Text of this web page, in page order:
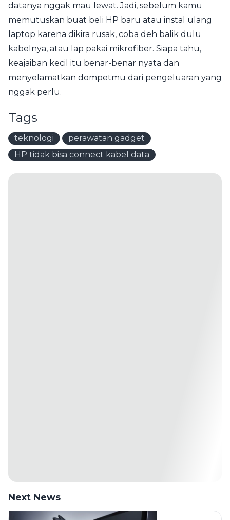
datanya nggak mau lewat. Jadi, sebelum kamu
memutuskan buat beli HP baru atau instal ulang
laptop karena dikira rusak, coba deh balik dulu
kabelnya, atau lap pakai mikrofiber. Siapa tahu,
keajaiban kecil itu benar-benar nyata dan
menyelamatkan dompetmu dari pengeluaran yang
nggak perlu.
Tags
teknologi
perawatan gadget
HP tidak bisa connect kabel data
Next News